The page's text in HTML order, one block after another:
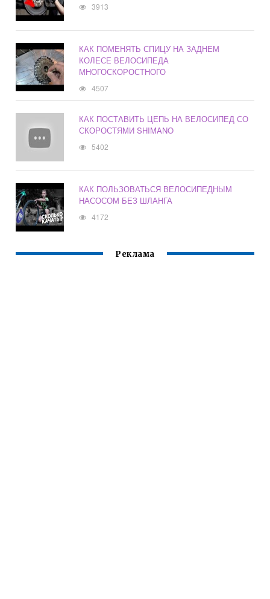
3913
КАК ПОМЕНЯТЬ СПИЦУ НА ЗАДНЕМ
КОЛЕСЕ ВЕЛОСИПЕДА
МНОГОСКОРОСТНОГО
4507
КАК ПОСТАВИТЬ ЦЕПЬ НА ВЕЛОСИПЕД СО
СКОРОСТЯМИ SHIMANO
5402
КАК ПОЛЬЗОВАТЬСЯ ВЕЛОСИПЕДНЫМ
НАСОСОМ БЕЗ ШЛАНГА
4172
Реклама